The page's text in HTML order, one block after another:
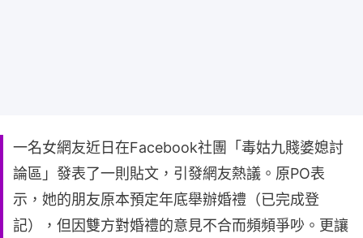
一名女網友近日在Facebook社團「毒姑九賤婆媳討
論區」發表了一則貼文，引發網友熱議。原PO表
示，她的朋友原本預定年底舉辦婚禮（已完成登
記），但因雙方對婚禮的意見不合而頻頻爭吵。更讓